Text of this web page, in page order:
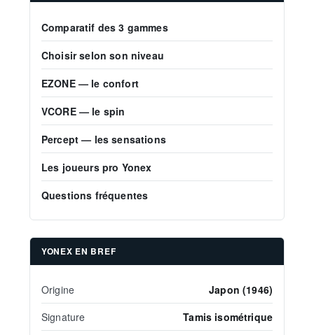
Comparatif des 3 gammes
Choisir selon son niveau
EZONE — le confort
VCORE — le spin
Percept — les sensations
Les joueurs pro Yonex
Questions fréquentes
YONEX EN BREF
Origine
Japon (1946)
Signature
Tamis isométrique